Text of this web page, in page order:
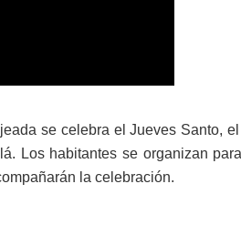
se celebra el Jueves Santo,
Los habitantes se organizan
la celebración.